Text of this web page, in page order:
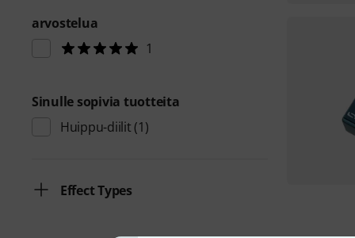
arvostelua
1
Sinulle sopivia tuotteita
Huippu-diilit (1)
Effect Types